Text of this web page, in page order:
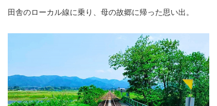
田舎のローカル線に乗り、母の故郷に帰った思い出。